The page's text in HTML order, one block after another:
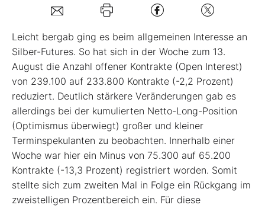
Kontakt
Leicht bergab ging es beim allgemeinen Interesse an
Silber-Futures. So hat sich in der Woche zum 13.
August die Anzahl offener Kontrakte (Open Interest)
von 239.100 auf 233.800 Kontrakte (-2,2 Prozent)
reduziert. Deutlich stärkere Veränderungen gab es
allerdings bei der kumulierten Netto-Long-Position
(Optimismus überwiegt) großer und kleiner
Terminspekulanten zu beobachten. Innerhalb einer
Woche war hier ein Minus von 75.300 auf 65.200
Kontrakte (-13,3 Prozent) registriert worden. Somit
stellte sich zum zweiten Mal in Folge ein Rückgang im
zweistelligen Prozentbereich ein. Für diese